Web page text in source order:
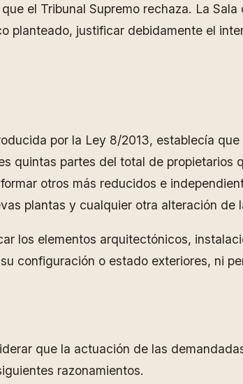
el Tribunal Supremo rechaza. La
planteado, justificar debidamente el
por la Ley 8/2013, establecía
quintas partes del total de propietarios
otros más reducidos e
plantas y cualquier otra alteración de
los elementos arquitectónicos,
configuración o estado exteriores, ni
que la actuación de las
razonamientos.